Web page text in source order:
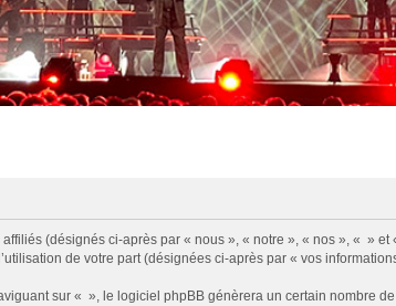
(désignés ci-après par « nous », « notre », « nos », « »
de votre part (désignées ci-après par « vos
sur « », le logiciel phpBB génèrera un certain nombre